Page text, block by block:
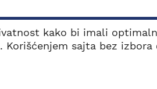
PRONAĐITE VAMA
NAJBLIŽU LOKACIJU
kako bi imali
Korišćenjem sajta bez izbora